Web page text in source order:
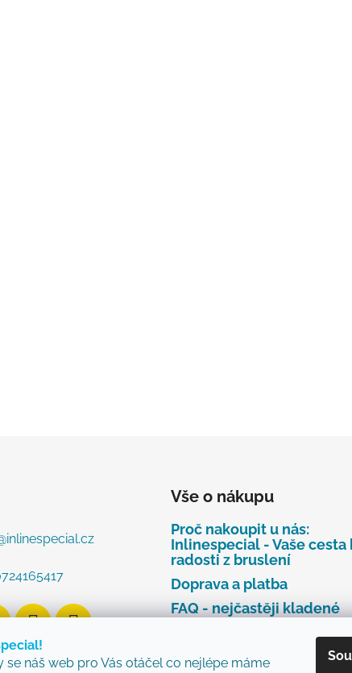
se náš web pro Vás otáčel co nejlépe máme
inlinespecial.cz
Vše o nákupu
Proč nakoupit u nás:
Inlinespecial - Vaše cesta
radosti z bruslení
Doprava a platba
FAQ - nejčastěji kladené
dotazy
Najdete u nás tyto značky